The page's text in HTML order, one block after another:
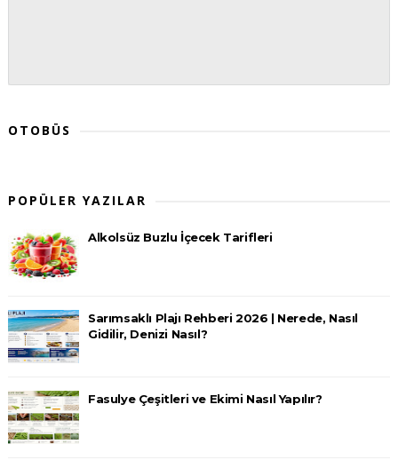
OTOBÜS
POPÜLER YAZILAR
Alkolsüz Buzlu İçecek Tarifleri
Sarımsaklı Plajı Rehberi 2026 | Nerede, Nasıl
Gidilir, Denizi Nasıl?
Fasulye Çeşitleri ve Ekimi Nasıl Yapılır?